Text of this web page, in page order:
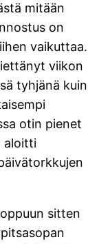
mitään
on
vaikuttaa.
viikon
tyhjänä kuin
otin pienet
aloitti
sitten